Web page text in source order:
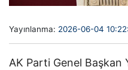
Yayınlanma: 2026-06-04
AK Parti Genel Başkan